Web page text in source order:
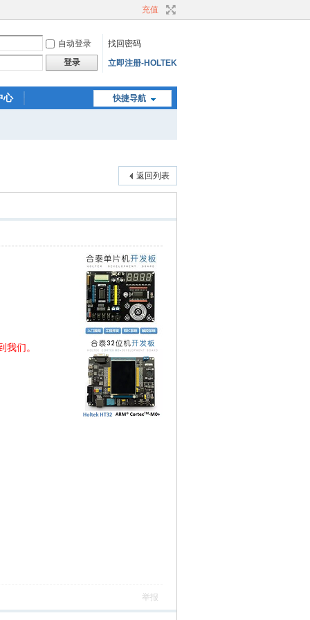
充值
自动登录
找回密码
登录
立即注册-HOLTEK
快捷导航
心
返回列表
们。
举报